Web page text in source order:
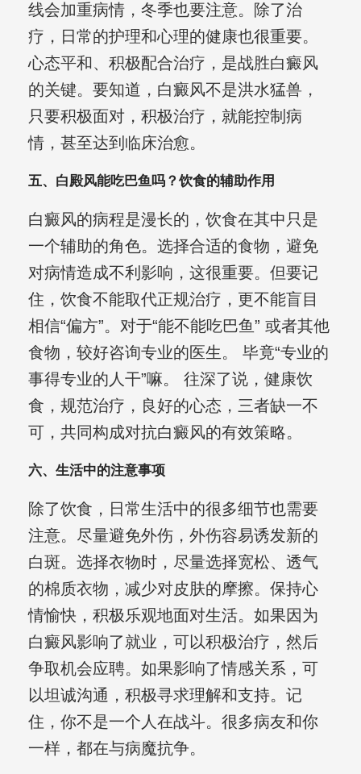
线会加重病情，冬季也要注意。除了治
疗，日常的护理和心理的健康也很重要。
心态平和、积极配合治疗，是战胜白癜风
的关键。要知道，白癜风不是洪水猛兽，
只要积极面对，积极治疗，就能控制病
情，甚至达到临床治愈。
五、白殿风能吃巴鱼吗？饮食的辅助作用
白癜风的病程是漫长的，饮食在其中只是
一个辅助的角色。选择合适的食物，避免
对病情造成不利影响，这很重要。但要记
住，饮食不能取代正规治疗，更不能盲目
相信“偏方”。对于“能不能吃巴鱼” 或者其他
食物，较好咨询专业的医生。 毕竟“专业的
事得专业的人干”嘛。 往深了说，健康饮
食，规范治疗，良好的心态，三者缺一不
可，共同构成对抗白癜风的有效策略。
六、生活中的注意事项
除了饮食，日常生活中的很多细节也需要
注意。尽量避免外伤，外伤容易诱发新的
白斑。选择衣物时，尽量选择宽松、透气
的棉质衣物，减少对皮肤的摩擦。保持心
情愉快，积极乐观地面对生活。如果因为
白癜风影响了就业，可以积极治疗，然后
争取机会应聘。如果影响了情感关系，可
以坦诚沟通，积极寻求理解和支持。记
住，你不是一个人在战斗。很多病友和你
一样，都在与病魔抗争。